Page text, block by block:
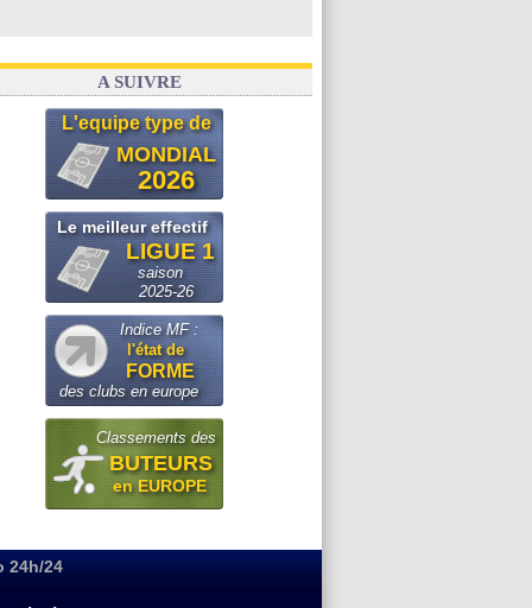
A SUIVRE
L'equipe type de
MONDIAL
2026
Le meilleur effectif
LIGUE 1
saison
2025-26
Indice MF :
l'état de
FORME
des clubs en europe
Classements des
BUTEURS
en EUROPE
24h/24